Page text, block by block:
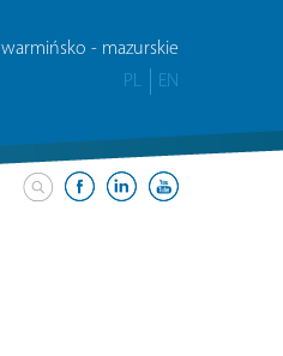
warmińsko - mazurskie
PL
EN